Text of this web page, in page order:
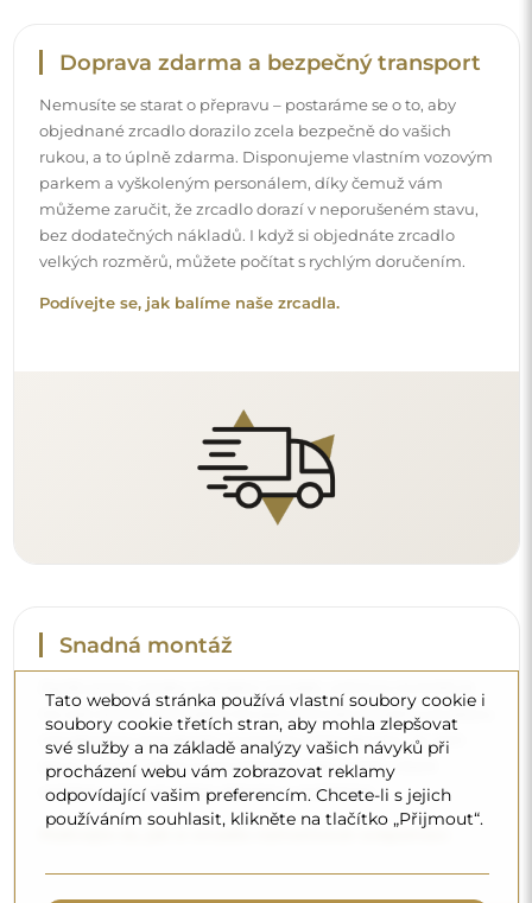
Snadná montáž
Zajišťujeme výrobu a dodání zrcadel, zatímco montáž je
na vaší straně. Vzhledem ke specifičnosti každého prostoru
nenabízíme standardní montážní příslušenství. To vám
nejlépe vyhovují vašim stěnám a potřebám.
Čištění a péče
Pro zachování optimálního lesku stačí utěrka z
mikrovlákna a teplá voda. Pokud se rozhodnete pro
specializované přípravky, dbejte na to, aby měly neutrální
pH (kolem 7). Vyhněte se silným čisticím prostředkům
si zrcadlo zachová krásný odraz po mnoho let.
Tato webová stránka používá vlastní soubory cookie i
soubory cookie třetích stran, aby mohla zlepšovat
své služby a na základě analýzy vašich návyků při
procházení webu vám zobrazovat reklamy
odpovídající vašim preferencím. Chcete-li s jejich
používáním souhlasit, klikněte na tlačítko „Přijmout“.